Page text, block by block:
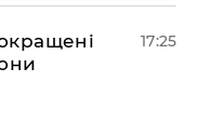
17:25